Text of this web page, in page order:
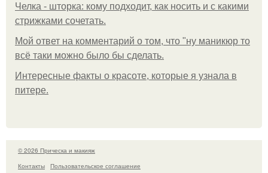
Челка - шторка: кому подходит, как носить и с какими
стрижками сочетать.
Мой ответ на комментарий о том, что "ну маникюр то
всё таки можно было бы сделать.
Интересные факты о красоте, которые я узнала в
питере.
© 2026 Прическа и макияж
Контакты
Пользовательское соглашение